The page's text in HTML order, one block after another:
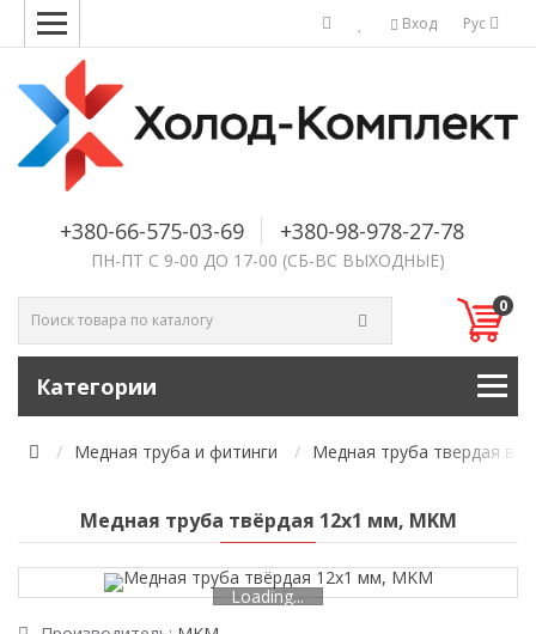
Рус
Вход
+380-66-575-03-69 +380-98-978-27-78
ПН-ПТ С 9-00 ДО 17-00 (СБ-ВС ВЫХОДНЫЕ)
0
Категории
Медная труба и фитинги Медная труба твердая в
Медная труба твёрдая 12х1 мм, MKM
Loading...